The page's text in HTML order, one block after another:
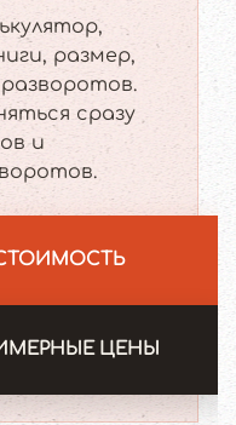
размер,
сразу
и
ЦЕНЫ